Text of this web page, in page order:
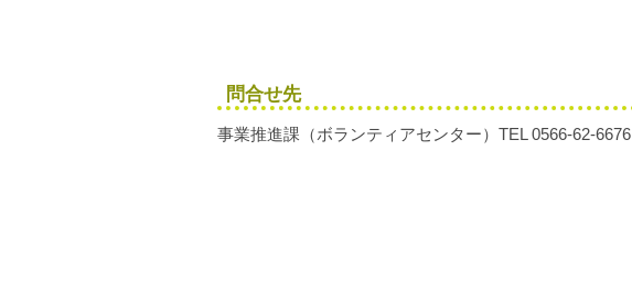
問合せ先
事業推進課（ボランティアセンター）TEL 0566-62-6676